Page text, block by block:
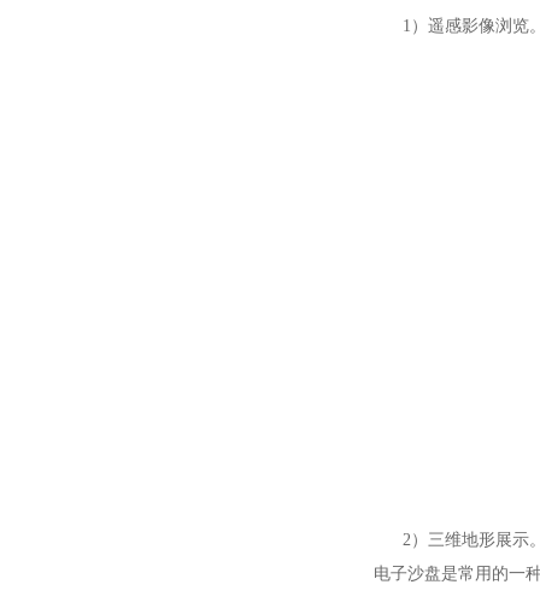
1）遥感影像浏览。
2）三维地形展示。
电子沙盘是常用的一